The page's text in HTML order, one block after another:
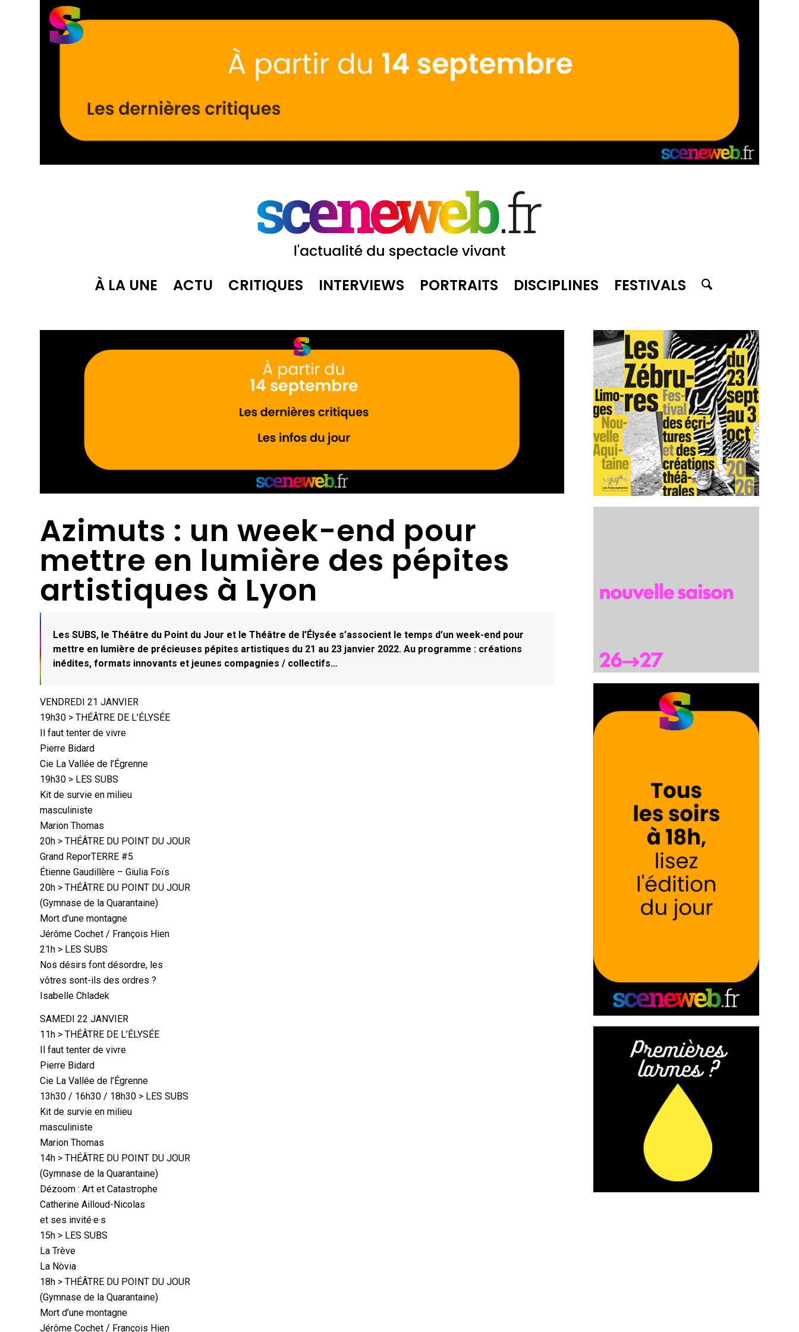
À LA UNE ACTU CRITIQUES INTERVIEWS PORTRAITS DISCIPLINES FESTIVALS
Azimuts : un week-end pour
mettre en lumière des pépites
artistiques à Lyon
Les SUBS, le Théâtre du Point du Jour et le Théâtre de l’Élysée s’associent le temps d’un week-end pour
mettre en lumière de précieuses pépites artistiques du 21 au 23 janvier 2022. Au programme : créations
inédites, formats innovants et jeunes compagnies / collectifs…
VENDREDI 21 JANVIER
19h30 > THÉÂTRE DE L’ÉLYSÉE
Il faut tenter de vivre
Pierre Bidard
Cie La Vallée de l’Égrenne
19h30 > LES SUBS
Kit de survie en milieu
masculiniste
Marion Thomas
20h > THÉÂTRE DU POINT DU JOUR
Grand ReporTERRE #5
Étienne Gaudillère – Giulia Foïs
20h > THÉÂTRE DU POINT DU JOUR
(Gymnase de la Quarantaine)
Mort d’une montagne
Jérôme Cochet / François Hien
21h > LES SUBS
Nos désirs font désordre, les
vôtres sont-ils des ordres ?
Isabelle Chladek
SAMEDI 22 JANVIER
11h > THÉÂTRE DE L’ÉLYSÉE
Il faut tenter de vivre
Pierre Bidard
Cie La Vallée de l’Égrenne
13h30 / 16h30 / 18h30 > LES SUBS
Kit de survie en milieu
masculiniste
Marion Thomas
14h > THÉÂTRE DU POINT DU JOUR
(Gymnase de la Quarantaine)
Dézoom : Art et Catastrophe
Catherine Ailloud-Nicolas
et ses invité·e·s
15h > LES SUBS
La Trève
La Nòvia
18h > THÉÂTRE DU POINT DU JOUR
(Gymnase de la Quarantaine)
Mort d’une montagne
Jérôme Cochet / François Hien